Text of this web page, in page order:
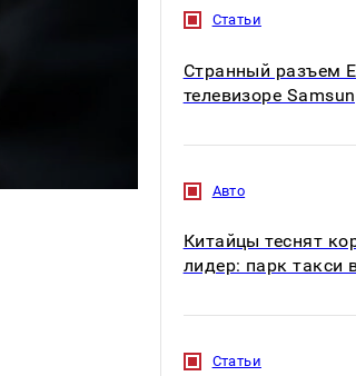
Статьи
Странный разъем
телевизоре
Авто
Китайцы теснят
лидер: парк такси
Статьи